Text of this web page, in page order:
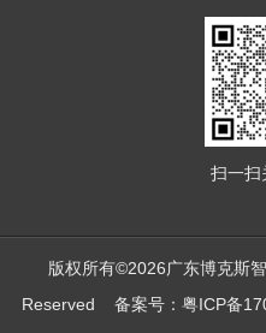
扫一扫
版权所有©2026广东博克斯
Reserved 备案号：粤ICP备